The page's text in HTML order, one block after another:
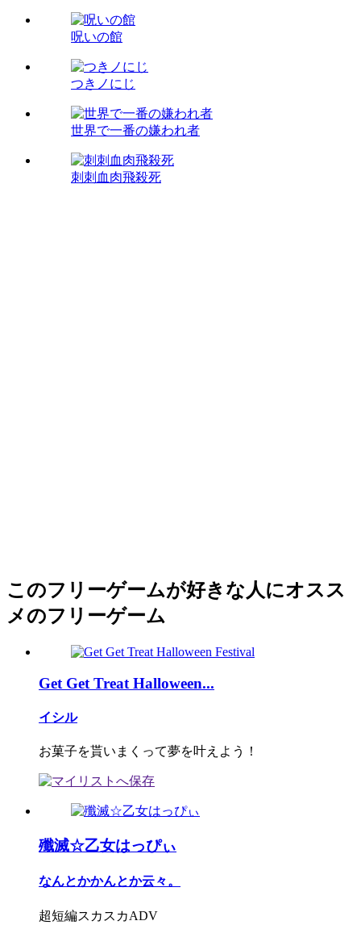
呪いの館
つきノにじ
世界で一番の嫌われ者
刺刺血肉飛殺死
このフリーゲームが好きな人にオスス
メのフリーゲーム
Get Get Treat Halloween...
イシル
お菓子を貰いまくって夢を叶えよう！
殲滅☆乙女はっぴぃ
なんとかかんとか云々。
超短編スカスカADV